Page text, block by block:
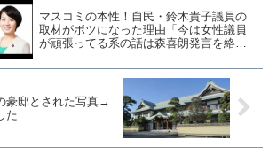
マスコミの本性！自民・鈴木貴子議員の
取材がボツになった理由「今は女性議員
が頑張ってる系の話は森喜朗発言を絡め
豪邸とされた写真→
た